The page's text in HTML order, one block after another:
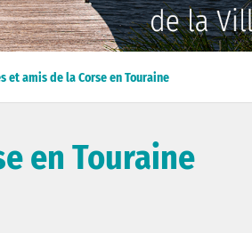
et amis de la Corse en Touraine
en Touraine